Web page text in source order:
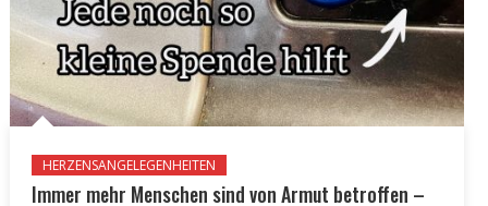
HERZENSANGELEGENHEITEN
Immer mehr Menschen sind von Armut betroffen –